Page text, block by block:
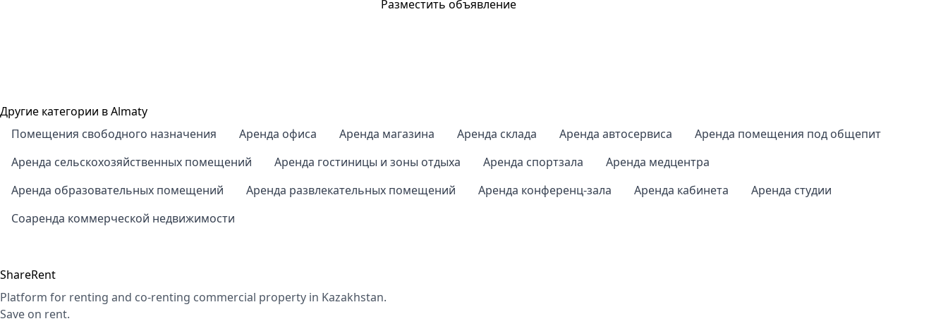
Разместить объявление
Другие категории в Almaty
Помещения свободного назначения
Аренда офиса Аренда магазина Аренда склада Аренда автосервиса
Аренда помещения под общепит
Аренда сельскохозяйственных помещений
Аренда гостиницы и зоны отдыха Аренда спортзала
Аренда медцентра
Аренда образовательных помещений
Аренда развлекательных помещений Аренда конференц-зала Аренда кабинета
Аренда студии
Соаренда коммерческой недвижимости
ShareRent
Platform for renting and co-renting commercial property in Kazakhstan.
Save on rent.